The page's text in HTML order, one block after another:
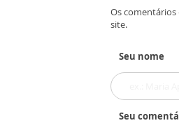
Os comentários
site.
Seu nome
Seu